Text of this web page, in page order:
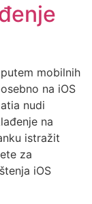
mobilnih
na iOS
nudi
na
istražit
za
iOS